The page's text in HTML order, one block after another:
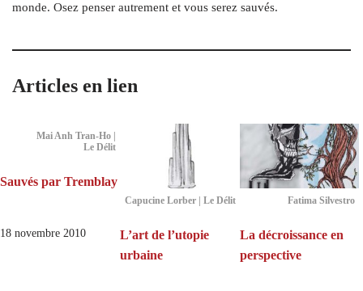
monde. Osez penser autrement et vous serez sauvés.
Articles en lien
Mai Anh Tran-Ho |
Le Délit
Sauvés par Tremblay
18 novembre 2010
Capucine Lorber | Le Délit
L’art de l’utopie
urbaine
Fatima Silvestro
La décroissance en
perspective